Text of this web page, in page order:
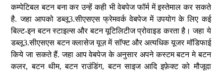
कम्पेटिबल बटन बना कर उन्हें कही भी वेबपेज फॉर्म में इस्तेमाल कर सकते
है. जहा आपको डब्लू3.सीएसएस फ्रेमवर्क वेबपेज में उपयोग के लिए कई
बिल्ट-इन बटन स्टाइल्स और बटन यूटिलिटीज प्रोवाइड करता है। जहा ये
डब्लू3.सीएसएस बटन क्लासेज यूज़ में सॉफ्ट और अत्यधिक यूजर मॉडिफाई
किये जा सकते हैं. जहा आप वेबपेज के अनुसार अपने कस्टम बटन मे बटन
कलर, बटन थीम, बटन राउंडिंग, बटन साइज आदि इफ़ेक्ट को मौजूदा